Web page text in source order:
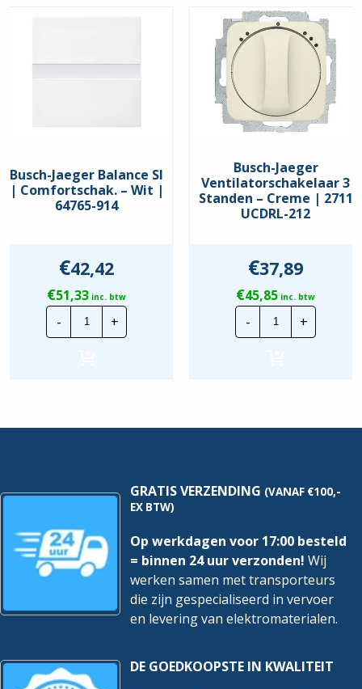
Busch-Jaeger Balance SI
| Comfortschak. – Wit |
64765-914
€42,42
€51,33 inc. btw
-
Busch-
Jaeger
Balance
64765-
+
Busch-Jaeger
Ventilatorschakelaar 3
Standen – Creme | 2711
UCDRL-212
€37,89
€45,85 inc. btw
-
Busch-
Jaeger
UCDRL-
+
GRATIS VERZENDING (VANAF €100,-
EX BTW)
Op werkdagen voor 17:00 besteld
= binnen 24 uur verzonden! Wij
werken samen met transporteurs
die zijn gespecialiseerd in vervoer
en levering van elektromaterialen.
DE GOEDKOOPSTE IN KWALITEIT